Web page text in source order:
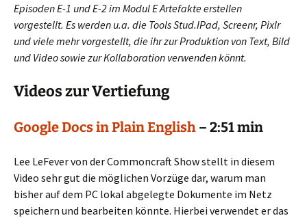
Episoden E-1 und E-2 im Modul E Artefakte erstellen
vorgestellt. Es werden u.a. die Tools Stud.IPad, Screenr, Pixlr
und viele mehr vorgestellt, die ihr zur Produktion von Text, Bild
und Video sowie zur Kollaboration verwenden könnt.
Videos zur Vertiefung
Google Docs in Plain English – 2:51 min
Lee LeFever von der Commoncraft Show stellt in diesem
Video sehr gut die möglichen Vorzüge dar, warum man
bisher auf dem PC lokal abgelegte Dokumente im Netz
speichern und bearbeiten könnte. Hierbei verwendet er das